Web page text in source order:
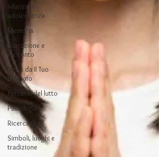
Infanzia e
adolescenza
Memoria
Narrazione e
racconto
News da Il Tuo
Biografo
Percorsi del lutto
Psicologia
Ricerca di sé
Simboli, luoghi e
tradizione